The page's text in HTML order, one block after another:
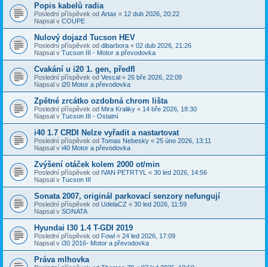
Popis kabelů radia
Poslední příspěvek od Artax « 12 dub 2026, 20:22
Napsal v COUPE
Nulový dojazd Tucson HEV
Poslední příspěvek od dibarbora « 02 dub 2026, 21:26
Napsal v Tucson III - Motor a převodovka
Cvakání u i20 1. gen, předfl
Poslední příspěvek od Vescal « 26 bře 2026, 22:09
Napsal v i20 Motor a převodovka
Zpětné zrcátko ozdobná chrom lišta
Poslední příspěvek od Mira Kraliky « 14 bře 2026, 18:30
Napsal v Tucson III - Ostatní
i40 1.7 CRDI Nelze vyřadit a nastartovat
Poslední příspěvek od Tomas Nebesky « 25 úno 2026, 13:11
Napsal v i40 Motor a převodovka
Zvýšení otáček kolem 2000 ot/min
Poslední příspěvek od IVAN PETRTYL « 30 led 2026, 14:56
Napsal v Tucson III
Sonata 2007, originál parkovací senzory nefungují
Poslední příspěvek od UdelaCZ « 30 led 2026, 11:59
Napsal v SONATA
Hyundai I30 1.4 T-GDI 2019
Poslední příspěvek od Fowl « 24 led 2026, 17:09
Napsal v i30 2016- Motor a převodovka
Práva mlhovka